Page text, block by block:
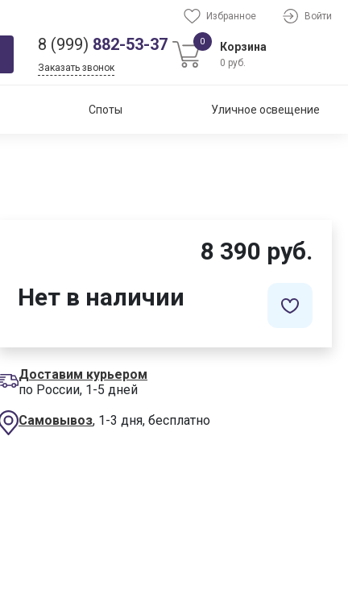
Избранное Войти
8 (999) 882-53-37
Заказать звонок
0 Корзина
0 руб.
Споты Уличное освещение
8 390 руб.
Нет в наличии
Доставим курьером
по России, 1-5 дней
Самовывоз, 1-3 дня, бесплатно